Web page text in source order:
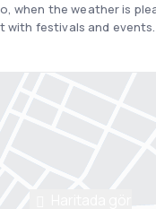
when the weather is
with festivals and events.